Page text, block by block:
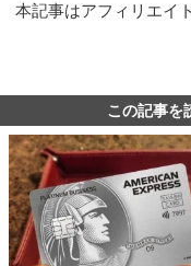
本記事はアフィリエイ
この記事を